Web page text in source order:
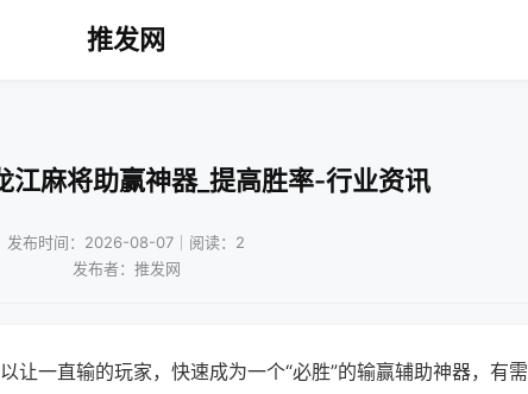
推发网
江麻将助赢神器_提高胜率-行业资讯
发布时间：2026-08-07｜阅读：2
发布者：推发网
让一直输的玩家，快速成为一个“必胜”的输赢辅助神器，有需